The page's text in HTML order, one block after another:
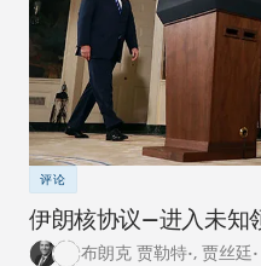
评论
伊朗核协议—进入未知
布朗克 贾勒特•, 贾丝廷